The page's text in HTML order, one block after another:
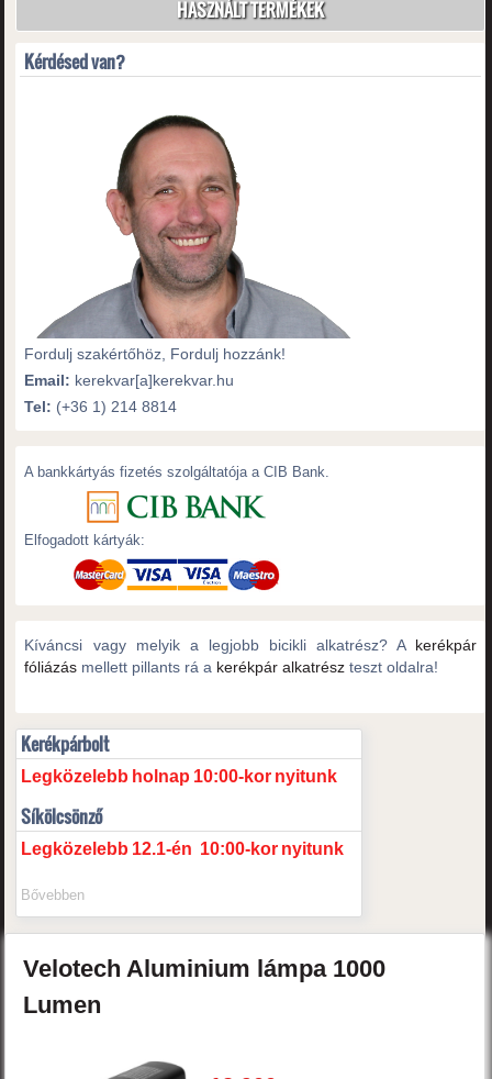
HASZNÁLT TERMÉKEK
Kérdésed van?
Fordulj szakértőhöz, Fordulj hozzánk!
Email: kerekvar[a]kerekvar.hu
Tel: (+36 1) 214 8814
A bankkártyás fizetés szolgáltatója a CIB Bank.
Elfogadott kártyák:
Kíváncsi vagy melyik a legjobb bicikli alkatrész? A kerékpár
fóliázás mellett pillants rá a kerékpár alkatrész teszt oldalra!
Kerékpárbolt
Legközelebb holnap 10:00-kor nyitunk
Síkölcsönző
Legközelebb 12.1-én 10:00-kor nyitunk
Bővebben
VelotechAluminium lámpa 1000
Lumen